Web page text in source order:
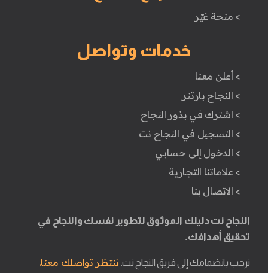
> منحة غيّر
خدمات وتواصل
> أعلن معنا
> النجاح بارتنر
> اشترك في بذور النجاح
> التسجيل في النجاح نت
> الدخول إلى حسابي
> علاماتنا التجارية
> الاتصال بنا
النجاح نت دليلك الموثوق لتطوير نفسك والنجاح في
تحقيق أهدافك.
نرحب بانضمامك إلى فريق النجاح نت. ننتظر تواصلك معنا.